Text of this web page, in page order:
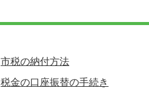
市税の納付方法
税金の口座振替の手続き